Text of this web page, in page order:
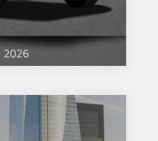
2026